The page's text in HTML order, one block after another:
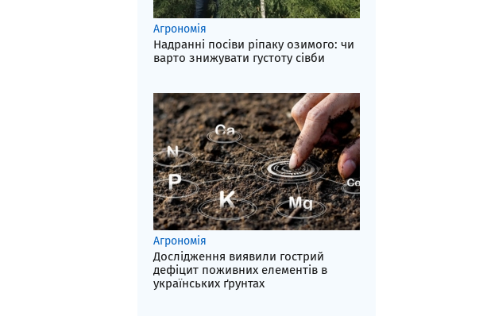
Агрономія
Надранні посіви ріпаку озимого: чи
варто знижувати густоту сівби
Агрономія
Дослідження виявили гострий
дефіцит поживних елементів в
українських ґрунтах